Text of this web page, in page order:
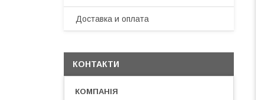
Доставка и оплата
КОНТАКТИ